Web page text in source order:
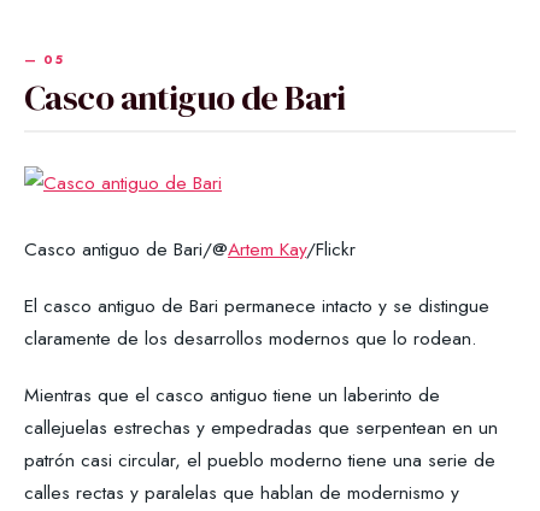
Casco antiguo de Bari
Casco antiguo de Bari/@Artem Kay/Flickr
El casco antiguo de Bari permanece intacto y se distingue
claramente de los desarrollos modernos que lo rodean.
Mientras que el casco antiguo tiene un laberinto de
callejuelas estrechas y empedradas que serpentean en un
patrón casi circular, el pueblo moderno tiene una serie de
calles rectas y paralelas que hablan de modernismo y